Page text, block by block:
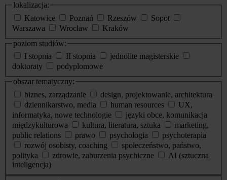
lokalizacja:
Katowice
Poznań Rzeszów
Sopot
Warszawa
Wrocław
Kraków
poziom studiów:
I stopnia
II stopnia
jednolite magisterskie
doktoraty
podyplomowe
obszar tematyczny:
biznes, zarządzanie
design, projektowanie, architektura
dziennikarstwo, media
human resources
UX,
informatyka, nowe technologie
języki obce, komunikacja
międzykulturowa
kultura, literatura, sztuka
marketing,
public relations
prawo psychologia
psychoterapia
rozwój osobisty, coaching
społeczeństwo, państwo,
polityka
zdrowie, zaburzenia psychiczne
AI (sztuczna
inteligencja)